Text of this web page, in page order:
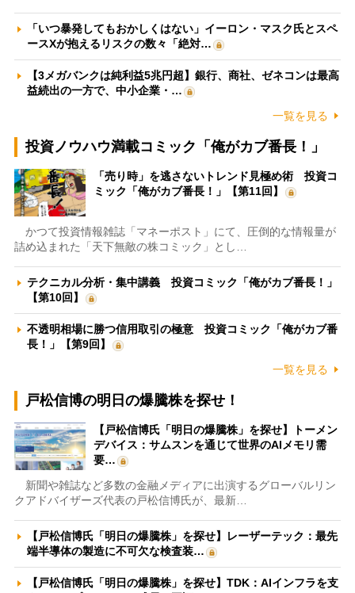
「いつ暴発してもおかしくはない」イーロン・マスク氏とスペ
ースXが抱えるリスクの数々「絶対…
【3メガバンクは純利益5兆円超】銀行、商社、ゼネコンは最高
益続出の一方で、中小企業・…
一覧を見る
投資ノウハウ満載コミック「俺がカブ番長！」
「売り時」を逃さないトレンド見極め術 投資コ
ミック「俺がカブ番長！」【第11回】
かつて投資情報雑誌「マネーポスト」にて、圧倒的な情報量が
詰め込まれた「天下無敵の株コミック」とし…
テクニカル分析・集中講義 投資コミック「俺がカブ番長！」
【第10回】
不透明相場に勝つ信用取引の極意 投資コミック「俺がカブ番
長！」【第9回】
一覧を見る
戸松信博の明日の爆騰株を探せ！
【戸松信博氏「明日の爆騰株」を探せ】トーメン
デバイス：サムスンを通じて世界のAIメモリ需
要…
新聞や雑誌など多数の金融メディアに出演するグローバルリン
クアドバイザーズ代表の戸松信博氏が、最新…
【戸松信博氏「明日の爆騰株」を探せ】レーザーテック：最先
端半導体の製造に不可欠な検査装…
【戸松信博氏「明日の爆騰株」を探せ】TDK：AIインフラを支